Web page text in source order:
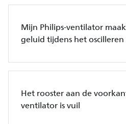
Mijn Philips-ventilator
geluid tijdens het oscilleren
Het rooster aan de
ventilator is vuil